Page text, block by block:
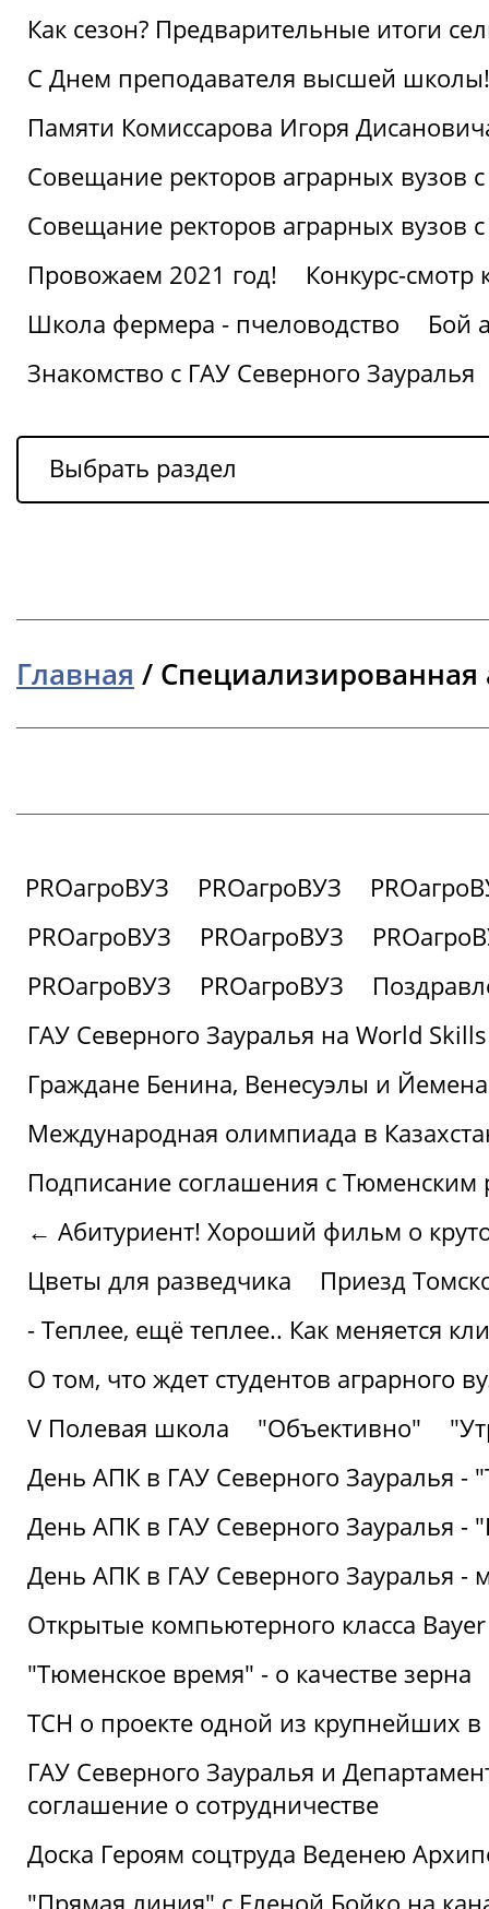
Как сезон? Предварительные итоги
С Днем преподавателя высшей школы!
Памяти Комиссарова Игоря
Совещание ректоров аграрных
Совещание ректоров аграрных
Провожаем 2021 год!
Конкурс-
Школа фермера - пчеловодство
Бой
Знакомство с ГАУ Северного Зауралья
Выбрать раздел
Главная /
PROагроВУЗ PROагроВУЗ
PROагроВУЗ
PROагроВУЗ
PROагроВУЗ
PROагроВУЗ
ГАУ Северного Зауралья на World
Граждане Бенина, Венесуэлы и
Международная олимпиада в
Подписание соглашения с Тюменским
← Абитуриент! Хороший фильм о
Цветы для разведчика
Приезд
- Теплее, ещё теплее.. Как меняется
О том, что ждет студентов аграрного
V Полевая школа
"Объективно"
День АПК в ГАУ Северного Зауралья -
День АПК в ГАУ Северного Зауралья -
День АПК в ГАУ Северного Зауралья -
Открытые компьютерного класса Bayer
"Тюменское время" - о качестве зерна
ТСН о проекте одной из крупнейших
ГАУ Северного Зауралья и
соглашение о сотрудничестве
Доска Героям соцтруда Веденею
"Прямая линия" с Еленой Бойко на